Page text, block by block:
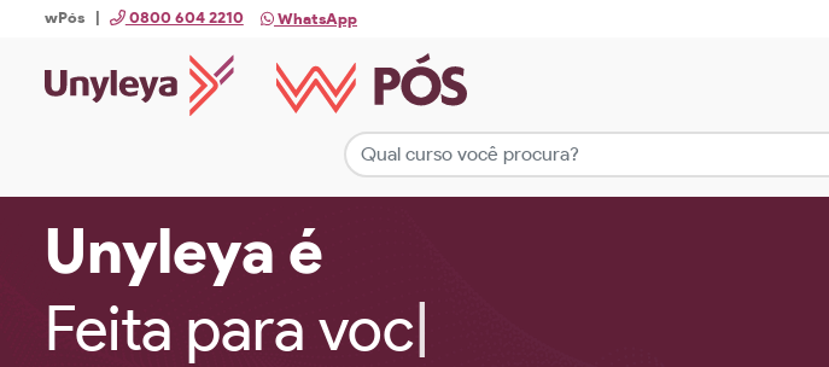
wPós | 0800 604 2210 WhatsApp
Unyleya é
Feita para você!